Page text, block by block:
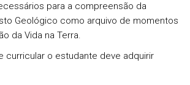
para a compreensão da
Geológico como arquivo de momentos
da Vida na Terra.
curricular o estudante deve adquirir